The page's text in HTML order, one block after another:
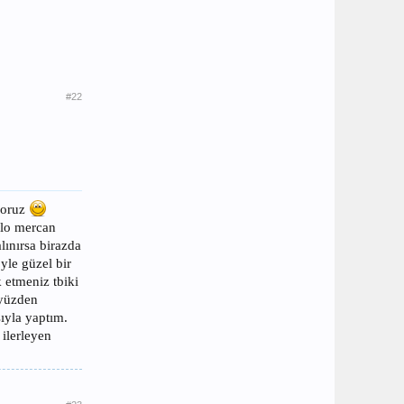
#22
mercan
birazda
güzel bir
etmeniz tbiki
yaptım.
ilerleyen